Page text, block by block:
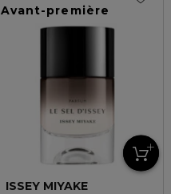
Avant-première
ISSEY MIYAKE